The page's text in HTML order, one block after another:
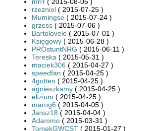
rzezniol ( 2015-07-25 )
Mumingse ( 2015-07-24 )
grzess ( 2015-07-06 )
Bartolovelo ( 2015-07-01 )
Księgowy ( 2015-06-28 )
PROstuntNRG ( 2015-06-11 )
Tereska ( 2015-05-31 )
maciek306 ( 2015-04-27 )
speedfan ( 2015-04-25 )
4gotten ( 2015-04-25 )
agnieszkamy ( 2015-04-25 )
elizium ( 2015-04-25 )
marog6 ( 2015-04-05 )
Jansz18 ( 2015-04-04 )
Adammo ( 2015-03-31 )
TomekGWCST ( 2015-01-27 )